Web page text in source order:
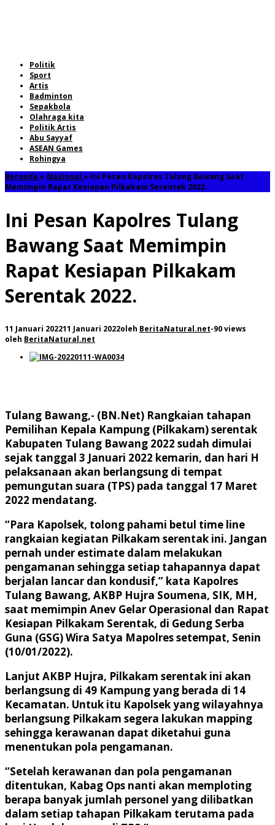
Politik
Sport
Artis
Badminton
Sepakbola
Olahraga kita
Politik Artis
Abu Sayyaf
ASEAN Games
Rohingya
Beranda » Nasional » Ini Pesan Kapolres Tulang Bawang Saat
Memimpin Rapat Kesiapan Pilkakam Serentak 2022.
Ini Pesan Kapolres Tulang
Bawang Saat Memimpin
Rapat Kesiapan Pilkakam
Serentak 2022.
11 Januari 202211 Januari 2022oleh BeritaNatural.net-90 views
oleh BeritaNatural.net
Tulang Bawang,- (BN.Net) Rangkaian tahapan
Pemilihan Kepala Kampung (Pilkakam) serentak
Kabupaten Tulang Bawang 2022 sudah dimulai
sejak tanggal 3 Januari 2022 kemarin, dan hari H
pelaksanaan akan berlangsung di tempat
pemungutan suara (TPS) pada tanggal 17 Maret
2022 mendatang.
“Para Kapolsek, tolong pahami betul time line
rangkaian kegiatan Pilkakam serentak ini. Jangan
pernah under estimate dalam melakukan
pengamanan sehingga setiap tahapannya dapat
berjalan lancar dan kondusif,” kata Kapolres
Tulang Bawang, AKBP Hujra Soumena, SIK, MH,
saat memimpin Anev Gelar Operasional dan Rapat
Kesiapan Pilkakam Serentak, di Gedung Serba
Guna (GSG) Wira Satya Mapolres setempat, Senin
(10/01/2022).
Lanjut AKBP Hujra, Pilkakam serentak ini akan
berlangsung di 49 Kampung yang berada di 14
Kecamatan. Untuk itu Kapolsek yang wilayahnya
berlangsung Pilkakam segera lakukan mapping
sehingga kerawanan dapat diketahui guna
menentukan pola pengamanan.
“Setelah kerawanan dan pola pengamanan
ditentukan, Kabag Ops nanti akan memploting
berapa banyak jumlah personel yang dilibatkan
dalam setiap tahapan Pilkakam terutama pada